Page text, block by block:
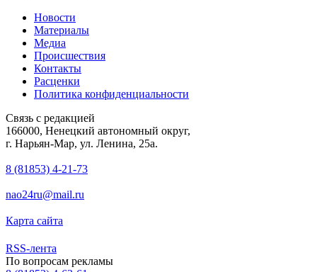
Новости
Материалы
Медиа
Происшествия
Контакты
Расценки
Политика конфиденциальности
Связь с редакцией
166000, Ненецкий автономный округ,
г. Нарьян-Мар, ул. Ленина, 25а.
8 (81853) 4-21-73
nao24ru@mail.ru
Карта сайта
RSS-лента
По вопросам рекламы